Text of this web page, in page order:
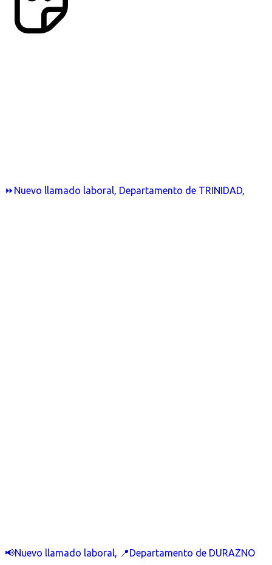
⏩Nuevo llamado laboral, Departamento de TRINIDAD,
📢Nuevo llamado laboral, 📍Departamento de DURAZNO